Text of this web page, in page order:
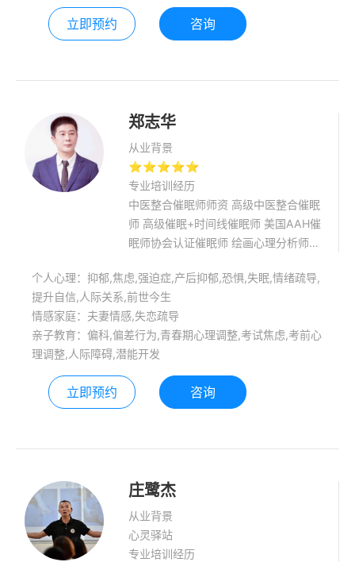
的影响力。 面向社会开展公益普及性的
家庭教育讲座，心理健康讲座，讲座内
立即预约 咨询
郑志华
从业背景
⭐⭐⭐⭐⭐
专业培训经历
中医整合催眠师师资 高级中医整合催眠
师 高级催眠+时间线催眠师 美国AAH催
眠师协会认证催眠师 绘画心理分析师
个人心理：抑郁,焦虑,强迫症,产后抑郁,恐惧,失眠,情绪疏导,
提升自信,人际关系,前世今生
情感家庭：夫妻情感,失恋疏导
亲子教育：偏科,偏差行为,青春期心理调整,考试焦虑,考前心
理调整,人际障碍,潜能开发
立即预约 咨询
庄鹭杰
从业背景
心灵驿站
专业培训经历